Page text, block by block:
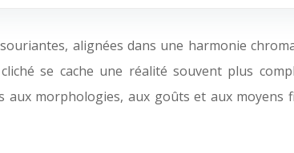
alignées dans une harmonie
se cache une réalité souvent plus
aux morphologies, aux goûts et aux